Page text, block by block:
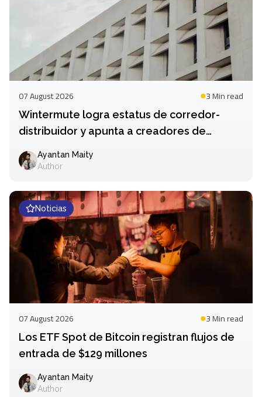
07 August 2026 3 Minread
Wintermute logra estatus de corredor-
distribuidor y apunta a creadores de
Ayantan Maity
Author
Noticias
07 August 2026 3 Minread
Los ETF Spot de Bitcoin registran flujos de
entrada de $129 millones
Ayantan Maity
Author